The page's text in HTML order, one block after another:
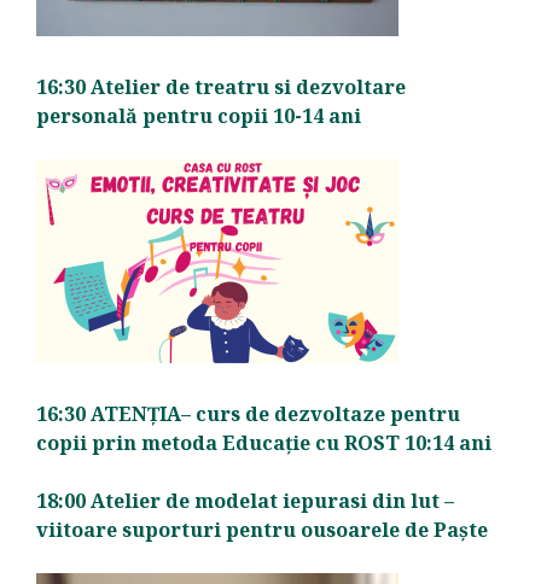
16:30 Atelier de treatru si dezvoltare
personală pentru copii 10-14 ani
16:30 ATENȚIA– curs de dezvoltaze pentru
copii prin metoda Educație cu ROST 10:14 ani
18:00 Atelier de modelat iepurasi din lut –
viitoare suporturi pentru ousoarele de Paște